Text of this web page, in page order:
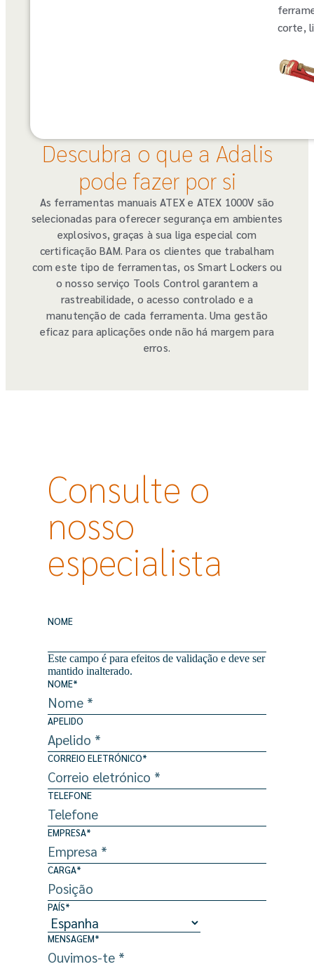
corte,
Descubra o que a Adalis
pode fazer por si
As ferramentas manuais ATEX e ATEX 1000V são
selecionadas para oferecer segurança em ambientes
explosivos, graças à sua liga especial com
certificação BAM. Para os clientes que trabalham
com este tipo de ferramentas, os Smart Lockers ou
o nosso serviço Tools Control garantem a
rastreabilidade, o acesso controlado e a
manutenção de cada ferramenta. Uma gestão
eficaz para aplicações onde não há margem para
erros.
Consulte o
nosso
especialista
NOME
Este campo é para efeitos de validação e deve ser
mantido inalterado.
NOME*
APELIDO
CORREIO ELETRÓNICO*
TELEFONE
EMPRESA*
CARGA*
PAÍS*
MENSAGEM*